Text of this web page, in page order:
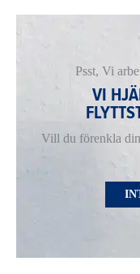
Psst, Vi
VI
Vill du förenkla din